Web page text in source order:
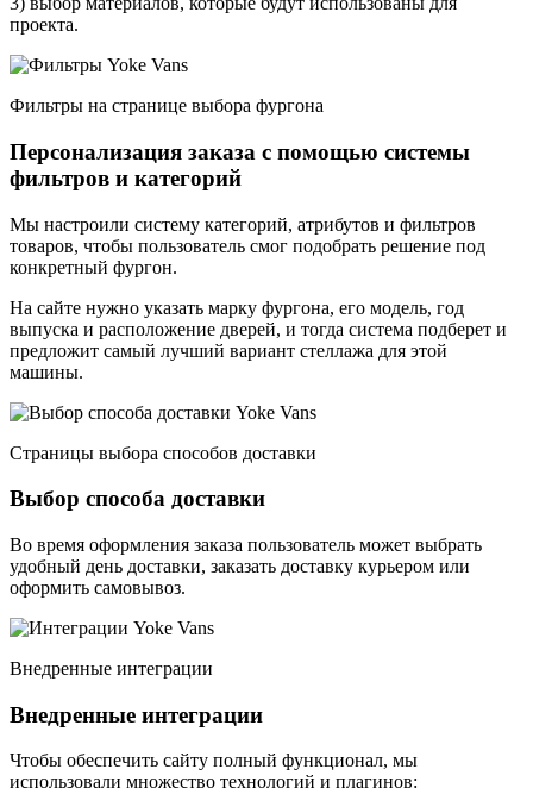
проекта.
Фильтры на странице выбора фургона
Персонализация заказа с помощью системы
фильтров и категорий
Мы настроили систему категорий, атрибутов и фильтров
товаров, чтобы пользователь смог подобрать решение под
конкретный фургон.
На сайте нужно указать марку фургона, его модель, год
выпуска и расположение дверей, и тогда система подберет и
предложит самый лучший вариант стеллажа для этой
машины.
Страницы выбора способов доставки
Выбор способа доставки
Во время оформления заказа пользователь может выбрать
удобный день доставки, заказать доставку курьером или
оформить самовывоз.
Внедренные интеграции
Внедренные интеграции
Чтобы обеспечить сайту полный функционал, мы
использовали множество технологий и плагинов: